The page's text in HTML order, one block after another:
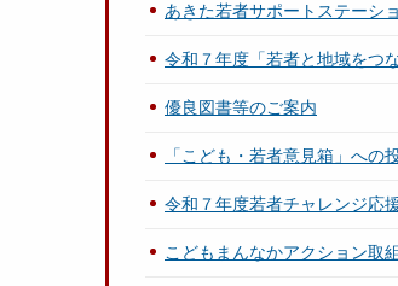
あきた若者サポートステーシ
令和７年度「若者と地域をつ
優良図書等のご案内
「こども・若者意見箱」への
令和７年度若者チャレンジ応
こどもまんなかアクション取